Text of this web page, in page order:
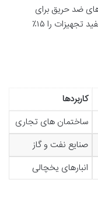
ضد حریق برای
محافظت از مخازن استفاده کرد که عمر مفید تجهیزات را ۱۵٪
کاربردها
ساختمان های تجاری
صنایع نفت و گاز
انبارهای یخچالی